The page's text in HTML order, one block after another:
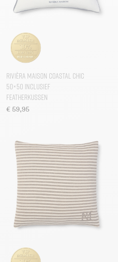
Rivièra Maison Coastal Chic
50×50 inclusief
Featherkussen
€59,95